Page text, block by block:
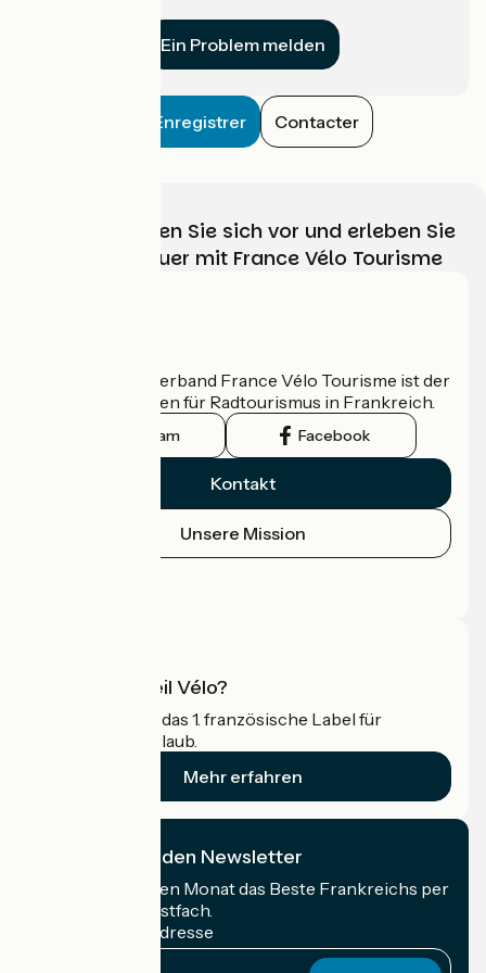
Ein Problem melden
Enregistrer Contacter
Wählen, bereiten Sie sich vor und erleben Sie
Ihr Radabenteuer mit France Vélo Tourisme
Der nationale Verband France Vélo Tourisme ist der
offizielle Leitfaden für Radtourismus in Frankreich.
Instagram Facebook
Kontakt
Unsere Mission
Was ist Accueil Vélo?
Accueil Vélo ist das 1. französische Label für
Radfahrer im Urlaub.
Mehr erfahren
Ich abonniere den Newsletter
Erhalten Sie jeden Monat das Beste Frankreichs per
Rad in Ihrem Postfach.
Meine E-Mail-Adresse